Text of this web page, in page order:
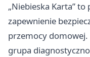
„Niebieska Karta”
zapewnienie
przemocy domowej.
grupa